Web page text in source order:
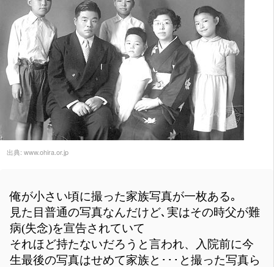
出典: www.ohira.or.jp
俺が小さい頃に撮った家族写真が一枚ある｡
見た目普通の写真なんだけど､実はその時父が難
病(失念)を宣告されていて
それほど持たないだろうと言われ、入院前に今
生最後の写真はせめて家族と･･･と撮った写真ら